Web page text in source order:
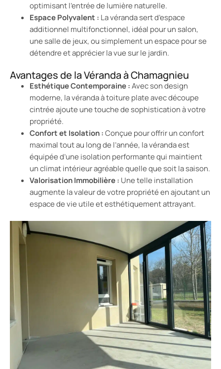
optimisant l’entrée de lumière naturelle.
Espace Polyvalent : La véranda sert d’espace
additionnel multifonctionnel, idéal pour un salon,
une salle de jeux, ou simplement un espace pour se
détendre et apprécier la vue sur le jardin.
Avantages de la Véranda à Chamagnieu
Esthétique Contemporaine :Avec son design
moderne, la véranda à toiture plate avec découpe
cintrée ajoute une touche de sophistication à votre
propriété.
Confort et Isolation :Conçue pour offrir un confort
maximal tout au long de l’année, la véranda est
équipée d’une isolation performante qui maintient
un climat intérieur agréable quelle que soit la saison.
Valorisation Immobilière : Une telle installation
augmente la valeur de votre propriété en ajoutant un
espace de vie utile et esthétiquement attrayant.